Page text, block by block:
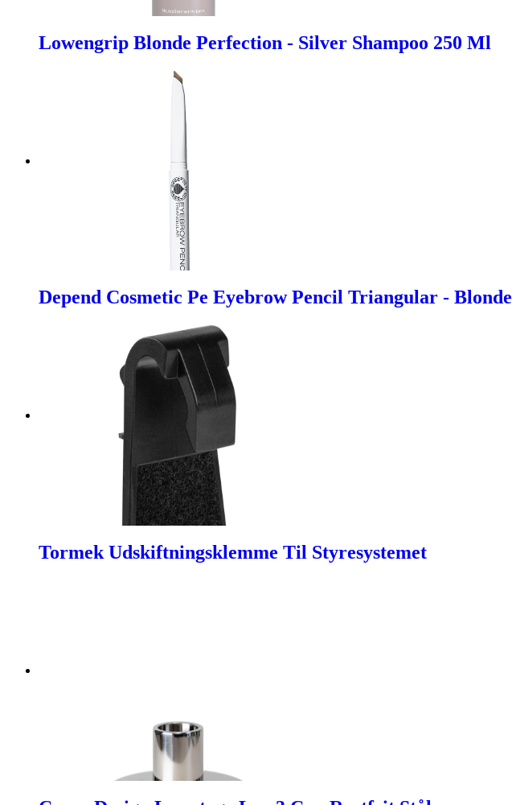
Lowengrip Blonde Perfection - Silver Shampoo 250 Ml
Depend Cosmetic Pe Eyebrow Pencil Triangular - Blonde
Tormek Udskiftningsklemme Til Styresystemet